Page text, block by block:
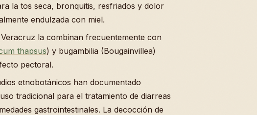
la tos seca, bronquitis, resfriados y dolor
endulzada con miel.
la combinan frecuentemente con
thapsus) y bugambilia (Bougainvillea)
pectoral.
etnobotánicos han documentado
tradicional para el tratamiento de diarreas
gastrointestinales. La decocción de